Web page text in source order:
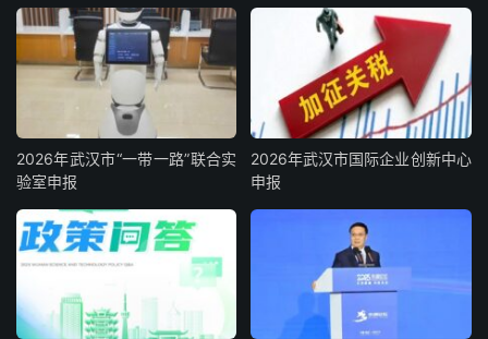
2026年武汉市“一带一路”联合实
验室申报
2026年武汉市国际企业创新中心
申报